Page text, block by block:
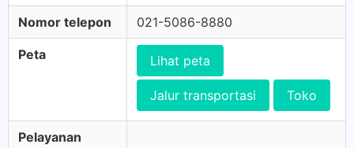
Nomor telepon 021-5086-8880
Peta Lihat peta
Jalur transportasi Toko
Pelayanan